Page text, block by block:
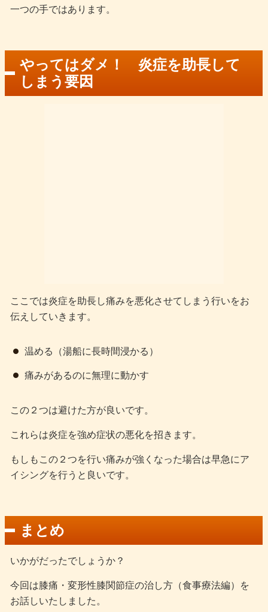
一つの手ではあります。
やってはダメ！ 炎症を助長して
しまう要因
ここでは炎症を助長し痛みを悪化させてしまう行いをお
伝えしていきます。
温める（湯船に長時間浸かる）
痛みがあるのに無理に動かす
この２つは避けた方が良いです。
これらは炎症を強め症状の悪化を招きます。
もしもこの２つを行い痛みが強くなった場合は早急にア
イシングを行うと良いです。
まとめ
いかがだったでしょうか？
今回は膝痛・変形性膝関節症の治し方（食事療法編）を
お話しいたしました。